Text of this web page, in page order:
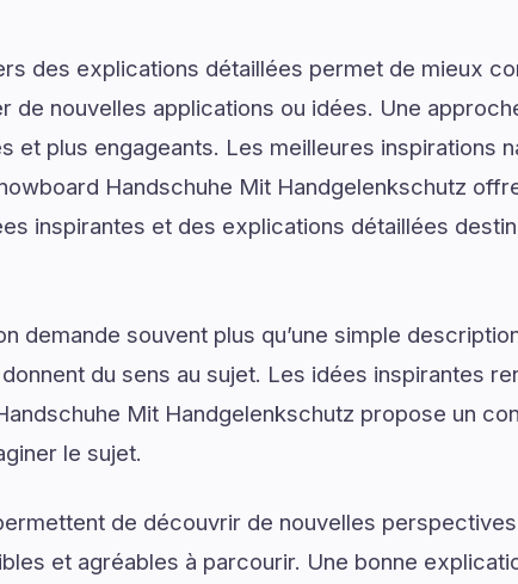
des explications détaillées permet de mieux
de nouvelles applications ou idées. Une
et plus engageants. Les meilleures inspirations
Handschuhe Mit Handgelenkschutz
inspirantes et des explications détaillées
demande souvent plus qu’une simple
du sens au sujet. Les idées inspirantes
Mit Handgelenkschutz propose un
le sujet.
de découvrir de nouvelles
et agréables à parcourir. Une bonne